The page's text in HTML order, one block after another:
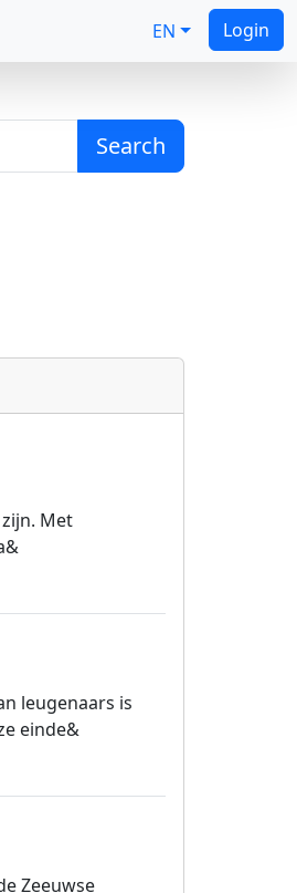
EN Login
Search
Met
leugenaars is
einde&
Zeeuwse